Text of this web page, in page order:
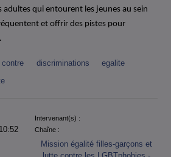
adultes qui entourent les jeunes au sein
et offrir des pistes pour
contre discriminations
egalite
Intervenant(s) :
Chaîne :
Mission égalité filles-garçons et